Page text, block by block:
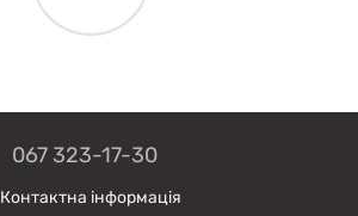
067 323-17-30
Контактна інформація